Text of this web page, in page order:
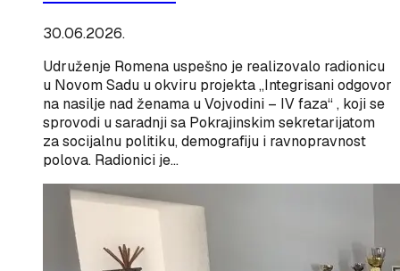
30.06.2026.
Udruženje Romena uspešno je realizovalo radionicu
u Novom Sadu u okviru projekta „Integrisani odgovor
na nasilje nad ženama u Vojvodini – IV faza“ , koji se
sprovodi u saradnji sa Pokrajinskim sekretarijatom
za socijalnu politiku, demografiju i ravnopravnost
polova. Radionici je…